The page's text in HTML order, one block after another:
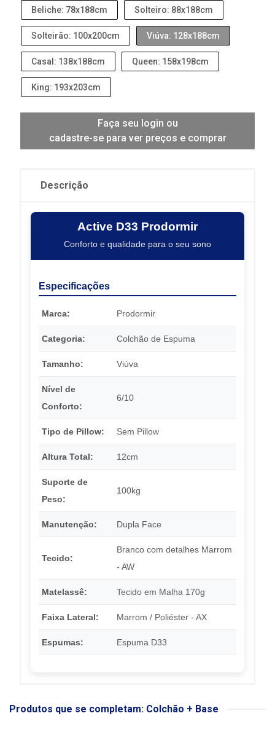
Beliche: 78x188cm Solteiro: 88x188cm
Solteirão: 100x200cm Viúva: 128x188cm
Casal: 138x188cm Queen: 158x198cm
King: 193x203cm
Faça seu login ou
cadastre-se para ver preços e comprar
Descrição
Active D33 Prodormir
Conforto e qualidade para o seu sono
Especificações
Marca: Prodormir
Categoria: Colchão de Espuma
Tamanho: Viúva
Nível de
Conforto:
6/10
Tipo de Pillow: Sem Pillow
Altura Total: 12cm
Suporte de
Peso:
100kg
Manutenção: Dupla Face
Tecido:
Branco com detalhes Marrom
- AW
Matelassê: Tecido em Malha 170g
Faixa Lateral: Marrom / Poliéster - AX
Espumas: Espuma D33
Produtos que se completam: Colchão + Base